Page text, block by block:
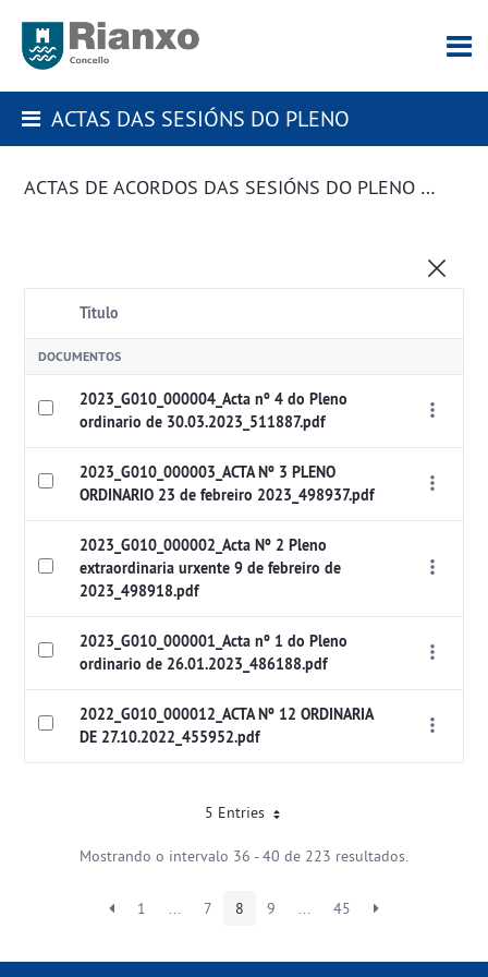
ACTAS DAS SESIÓNS DO PLENO
ACTAS DE ACORDOS DAS SESIÓNS DO PLENO DA CORPORACIÓN
Título
DOCUMENTOS
2023_G010_000004_Acta nº 4 do Pleno
ordinario de 30.03.2023_511887.pdf
2023_G010_000003_ACTA Nº 3 PLENO
ORDINARIO 23 de febreiro 2023_498937.pdf
2023_G010_000002_Acta Nº 2 Pleno
extraordinaria urxente 9 de febreiro de
2023_498918.pdf
2023_G010_000001_Acta nº 1 do Pleno
ordinario de 26.01.2023_486188.pdf
2022_G010_000012_ACTA Nº 12 ORDINARIA
DE 27.10.2022_455952.pdf
5 Entries
Mostrando o intervalo 36 - 40 de 223 resultados.
1 ... 7 8 9 ... 45